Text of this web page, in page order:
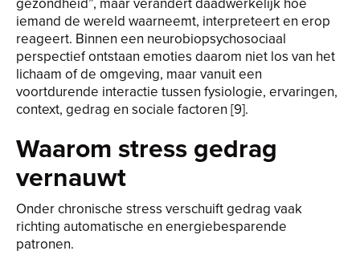
iemand de wereld waarneemt, interpreteert en erop
reageert. Binnen een neurobiopsychosociaal
perspectief ontstaan emoties daarom niet los van het
lichaam of de omgeving, maar vanuit een
voortdurende interactie tussen fysiologie, ervaringen,
context, gedrag en sociale factoren [9].
Waarom stress gedrag
vernauwt
Onder chronische stress verschuift gedrag vaak
richting automatische en energiebesparende
patronen.